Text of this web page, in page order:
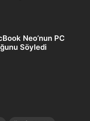
Neo’nun PC
Söyledi